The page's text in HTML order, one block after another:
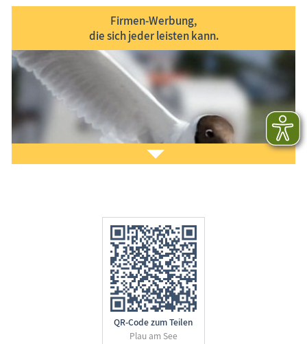
Sie möchtenIhr Ferien­objektim Informa­tions­
system www.Treffpunkt-Ostsee.de präsentieren?
Gern helfen wir Ihnen dabei. Nehmen Sie
Firmen-Werbung,
die sich jeder leisten kann.
Sie möchten unseren GästenIhre Produkte bzw.
vorstellen?
Gern unterstützen und beraten wir Sie bei der
QR-Code zum Teilen
Plau am See